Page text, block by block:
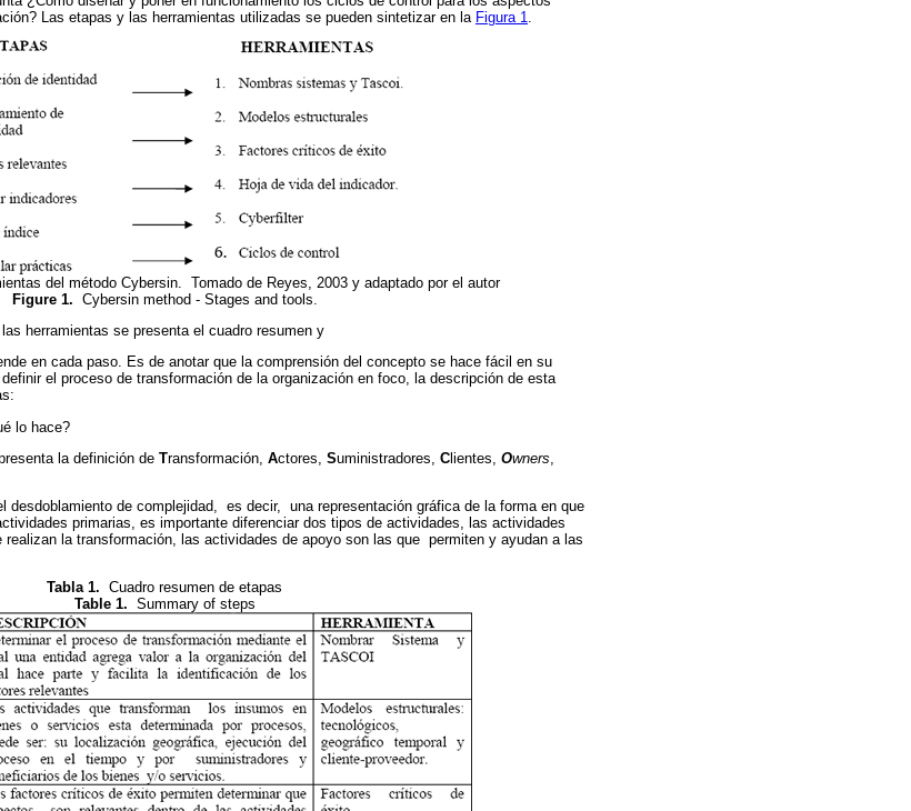
Las etapas y las herramientas utilizadas se pueden sintetizar en la Figura 1
del método Cybersin. Tomado de Reyes, 2003 y adaptado por el autor
Figure 1. Cybersin method - Stages and tools.
herramientas se presenta el cuadro resumen y
en cada paso. Es de anotar que la comprensión del concepto se hace fácil en su
el proceso de transformación de la organización en foco, la descripción de esta
lo hace?
la definición de Transformación, Actores, Suministradores, C lientes, Owners
desdoblamiento de complejidad, es decir, una representación gráfica de la forma en que
primarias, es importante diferenciar dos tipos de actividades, las actividades
realizan la transformación, las actividades de apoyo son las que permiten y ayudan a las
Tabla 1. Cuadro resumen de etapas
Table 1. Summary of steps